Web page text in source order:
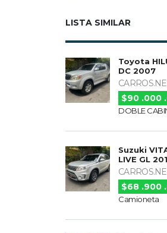
LISTA SIMILAR
Toyota
DC 2007
$90 .000
DOBLE
Suzuki
LIVE GL
$68 .900
Camioneta